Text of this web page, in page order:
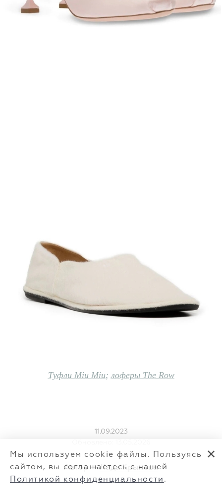
Туфли Miu Miu; лоферы The Row
11.09.2023
Автор —Лада Крылова
Мы используем cookie файлы. Пользуясь
сайтом, вы соглашаетесь с нашей
Политикой конфиденциальности .
✕